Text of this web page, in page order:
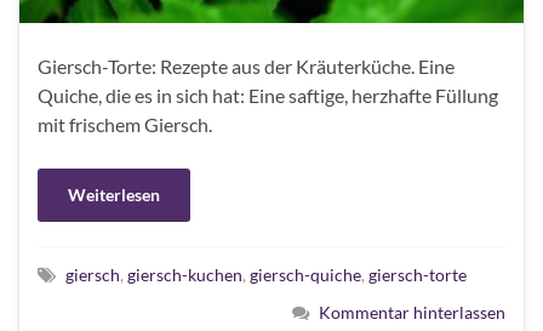
Giersch-Torte: Rezepte aus der Kräuterküche. Eine
Quiche, die es in sich hat: Eine saftige, herzhafte Füllung
mit frischem Giersch.
Weiterlesen
giersch, giersch-kuchen, giersch-quiche, giersch-torte
Kommentar hinterlassen